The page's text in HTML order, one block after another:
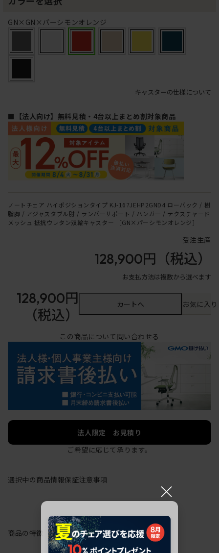
GN×GN×パーシモンオレンジ
キャスターの仕様について
■【法人向け】無料見積・4台以上まとめ割対象商品
ノートチェア ハイポジションタイプ KJ-167JEHP2GND4 ローバック / 樹
脂脚 / アジャスタブル肘 / ランバーサポート / ハンガー / テクスチャード
メッシュ 抵抗ウレタン双輪キャスター ［GN×パーシモンオレンジ］
受注生産
128,900円 （税込）
お支払方法は複数から選べます
128,900円
（税込）
カートへ お気に入
この商品について問い合わせる
法人限定 お見積り
ご希望に応じて承ります。
選択中の商品情報保証注意事項
商品の特徴
×